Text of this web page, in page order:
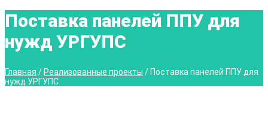
Поставка панелей ППУ для
нужд УРГУПС
Главная / Реализованные проекты / Поставка панелей ППУ для
нужд УРГУПС